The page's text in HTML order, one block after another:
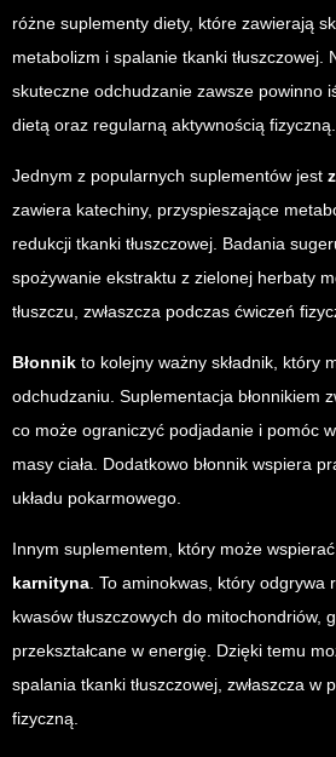
różne suplementy diety, które zawierają
metabolizm i spalanie tkanki tłuszczowej.
skuteczne odchudzanie zawsze powinno
dietą oraz regularną aktywnością fizyczną.
Jednym z popularnych suplementów jest
zawiera katechiny, przyspieszające
redukcji tkanki tłuszczowej. Badania
spożywanie ekstraktu z zielonej herbaty
tłuszczu, zwłaszcza podczas ćwiczeń
Błonnik to kolejny ważny składnik, który
odchudzaniu. Suplementacja błonnikiem
co może ograniczyć podjadanie i pomóc
masy ciała. Dodatkowo błonnik wspiera
układu pokarmowego.
Innym suplementem, który może
karnityna . To aminokwas, który
kwasów tłuszczowych do mitochondriów,
przekształcane w energię. Dzięki temu
spalania tkanki tłuszczowej, zwłaszcza w
fizyczną.